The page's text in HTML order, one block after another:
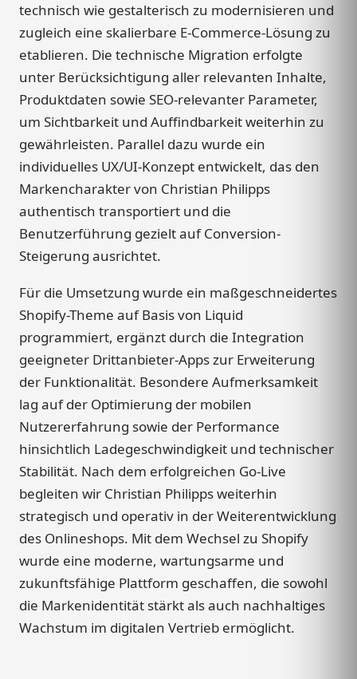
technisch wie gestalterisch zu modernisieren und
zugleich eine skalierbare E-Commerce-Lösung zu
etablieren. Die technische Migration erfolgte
unter Berücksichtigung aller relevanten Inhalte,
Produktdaten sowie SEO-relevanter Parameter,
um Sichtbarkeit und Auffindbarkeit weiterhin zu
gewährleisten. Parallel dazu wurde ein
individuelles UX/UI-Konzept entwickelt, das den
Markencharakter von Christian Philipps
authentisch transportiert und die
Benutzerführung gezielt auf Conversion-
Steigerung ausrichtet.
Für die Umsetzung wurde ein maßgeschneidertes
Shopify-Theme auf Basis von Liquid
programmiert, ergänzt durch die Integration
geeigneter Drittanbieter-Apps zur Erweiterung
der Funktionalität. Besondere Aufmerksamkeit
lag auf der Optimierung der mobilen
Nutzererfahrung sowie der Performance
hinsichtlich Ladegeschwindigkeit und technischer
Stabilität. Nach dem erfolgreichen Go-Live
begleiten wir Christian Philipps weiterhin
strategisch und operativ in der Weiterentwicklung
des Onlineshops. Mit dem Wechsel zu Shopify
wurde eine moderne, wartungsarme und
zukunftsfähige Plattform geschaffen, die sowohl
die Markenidentität stärkt als auch nachhaltiges
Wachstum im digitalen Vertrieb ermöglicht.